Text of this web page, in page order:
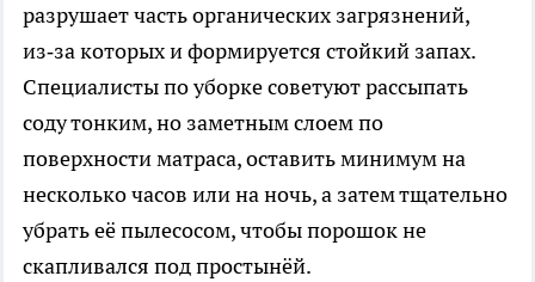
разрушает часть органических загрязнений,
из‑за которых и формируется стойкий запах.
Специалисты по уборке советуют рассыпать
соду тонким, но заметным слоем по
поверхности матраса, оставить минимум на
несколько часов или на ночь, а затем тщательно
убрать её пылесосом, чтобы порошок не
скапливался под простынёй.